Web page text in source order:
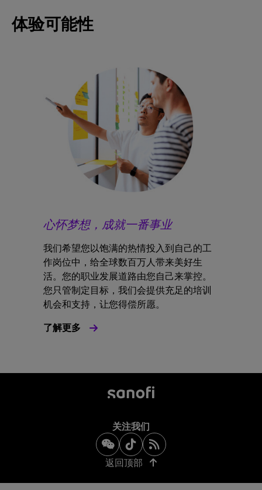
体验可能性
心怀梦想，成就一番事业
我们希望您以饱满的热情投入到自己的工
作岗位中，给全球数百万人带来美好生
活。您的职业发展道路由您自己来掌控。
您只管制定目标，我们会提供充足的培训
机会和支持，让您得偿所愿。
了解更多
关注我们
返回顶部